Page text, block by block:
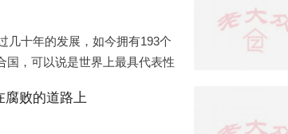
几十年的发展，如今拥有193个
国，可以说是世界上最具代表性
腐败的道路上